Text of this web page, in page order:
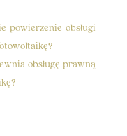
powierzenie obsługi
obsługę prawną